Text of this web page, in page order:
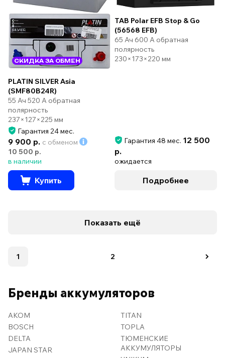
СКИДКА ЗА ОБМЕН
PLATIN SILVER Asia
(SMF80B24R)
55 Ач 520 А обратная
полярность
237×127×225 мм
Гарантия 24 мес.
9 900 р. с обменом
10 500 р.
в наличии
Купить
TAB Polar EFB Stop & Go
(56568 EFB)
65 Ач 600 А обратная
полярность
230×173×220 мм
Гарантия 48 мес. 12 500
р.
ожидается
Подробнее
Показать ещё
1 2
Бренды аккумуляторов
AKOM
BOSCH
DELTA
JAPAN STAR
TITAN
TOPLA
ТЮМЕНСКИЕ
АККУМУЛЯТОРЫ